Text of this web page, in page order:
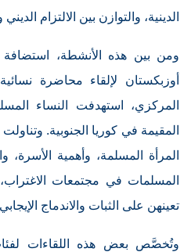
الدينية، والتوازن بين الالتزام
ومن بين هذه الأنشطة، استضافة
أوزبكستان لإلقاء محاضرة
المركزي، استهدفت النساء
المقيمة في كوريا الجنوبية.
المرأة المسلمة، وأهمية الأسرة،
المسلمات في مجتمعات
تعينهن على الثبات والاندماج
وتُخصَّص بعض هذه اللقاءات